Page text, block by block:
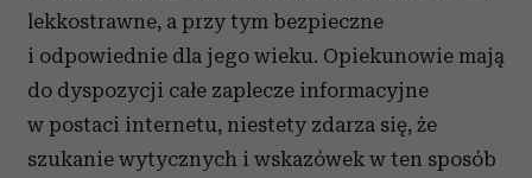
lekkostrawne, a przy tym bezpieczne
i odpowiednie dla jego wieku. Opiekunowie mają
do dyspozycji całe zaplecze informacyjne
w postaci internetu, niestety zdarza się, że
szukanie wytycznych i wskazówek w ten sposób